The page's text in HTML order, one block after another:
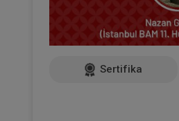
Sertifika